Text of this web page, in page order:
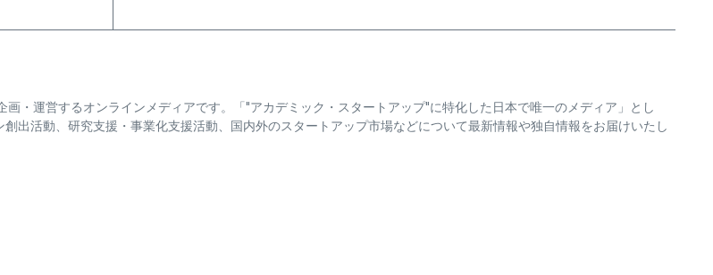
・運営するオンラインメディアです。「"アカデミック・スタートアップ"に特化した日本で唯一のメディア」とし
出活動、研究支援・事業化支援活動、国内外のスタートアップ市場などについて最新情報や独自情報をお届けいたし